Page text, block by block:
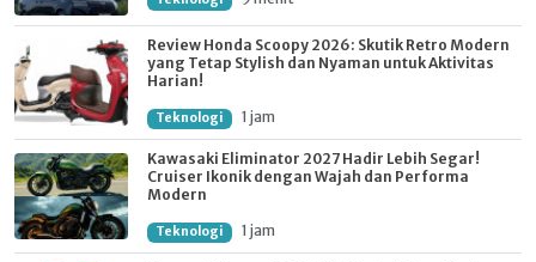
Review Honda Scoopy 2026: Skutik Retro Modern
yang Tetap Stylish dan Nyaman untuk Aktivitas
Harian!
Teknologi 1 jam
Kawasaki Eliminator 2027 Hadir Lebih Segar!
Cruiser Ikonik dengan Wajah dan Performa
Modern
Teknologi 1 jam